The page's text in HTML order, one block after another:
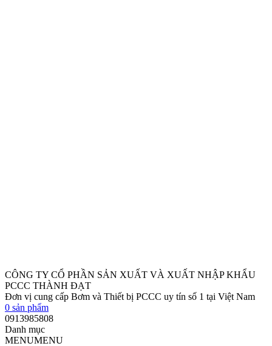
CÔNG TY CỔ PHẦN SẢN XUẤT VÀ XUẤT NHẬP KHẨU
PCCC THÀNH ĐẠT
Đơn vị cung cấp Bơm và Thiết bị PCCC uy tín số 1 tại Việt Nam
0 sản phẩm
0913985808
Danh mục
MENUMENU